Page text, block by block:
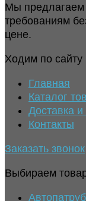
Мы предлагаем
требованиям
цене.
Ходим по сайту
Главная
Каталог
Доставка и
Контакты
Заказать звонок
Выбираем